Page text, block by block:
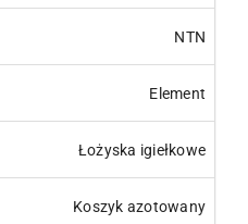
NTN
Element
Łożyska igiełkowe
Koszyk azotowany